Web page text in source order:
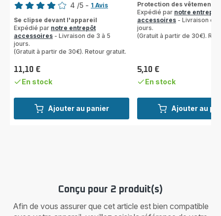
Ajouter au panier
4
étoiles
(moyenne)
4 /5 - 1 Avis
Se clipse devant l'appareil
Expédié par notre entrepôt
accessoires - Livraison de 3 à 5
jours.
(Gratuit à partir de 30€). Retour gratuit.
Prix
11,10 €
En stock
Ajouter au
Protection des vêtements
Expédié par notre entrepôt
accessoires - Livraison de
jours.
(Gratuit à partir de 30€).
Prix
5,10 €
En stock
Conçu pour 2 produit(s)
Afin de vous assurer que cet article est bien compatible